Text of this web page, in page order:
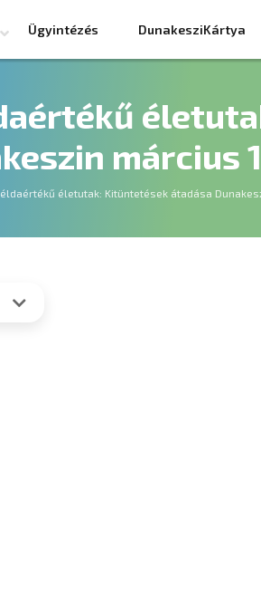
Ügyintézés DunakesziKártya
március
életutak: Kitüntetések átadása